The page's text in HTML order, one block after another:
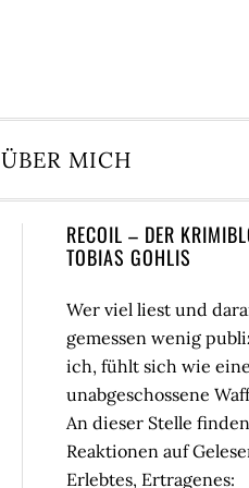
ÜBER MICH
Seitenspalte
RECOIL – DER
TOBIAS GOHLIS
Wer viel liest und
gemessen wenig
ich, fühlt sich wie eine
unabgeschossene
An dieser Stelle
Reaktionen auf
Erlebtes, Ertragenes: